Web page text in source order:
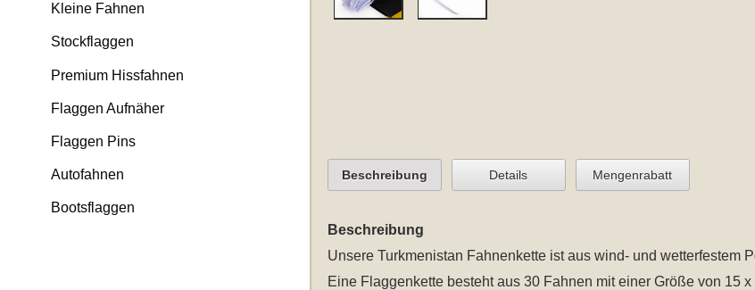
Kleine Fahnen
Stockflaggen
Premium Hissfahnen
Flaggen Aufnäher
Flaggen Pins
Autofahnen
Bootsflaggen
Beschreibung Details Mengenrabatt
Beschreibung
Unsere Turkmenistan Fahnenketteist aus wind- und wetterfestem
Eine Flaggenkette besteht aus 30 Fahnen mit einer Größe von 15